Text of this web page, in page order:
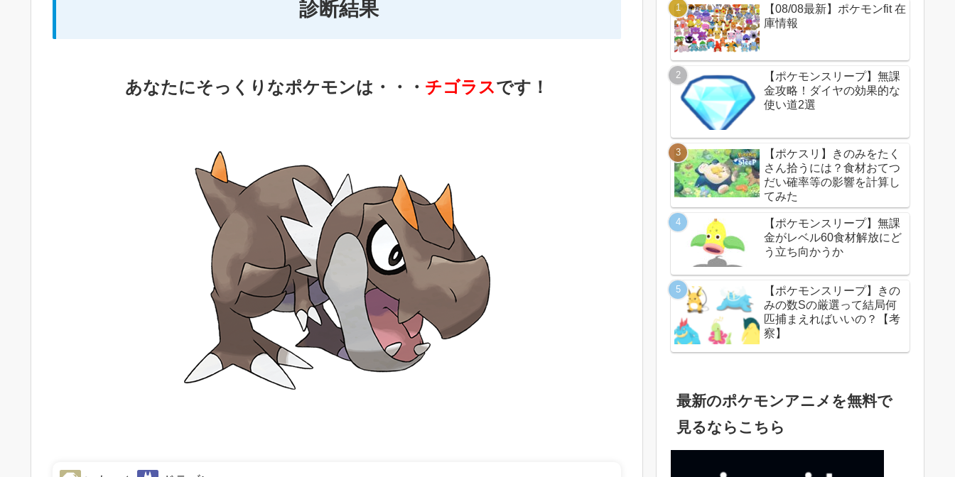
診断結果
あなたにそっくりなポケモンは・・・ チゴラスです！
【08/08最新】ポケモンfit 在
庫情報
【ポケモンスリープ】無課
金攻略！ダイヤの効果的な
使い道2選
【ポケスリ】きのみをたく
さん拾うには？食材おてつ
だい確率等の影響を計算し
てみた
【ポケモンスリープ】無課
金がレベル60食材解放にど
う立ち向かうか
【ポケモンスリープ】きの
みの数Sの厳選って結局何
匹捕まえればいいの？【考
察】
最新のポケモンアニメを無料で
見るならこちら